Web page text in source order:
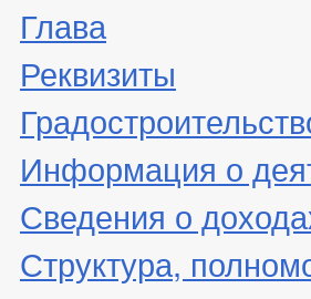
Глава
Реквизиты
Информация о
Сведения о
Структура,